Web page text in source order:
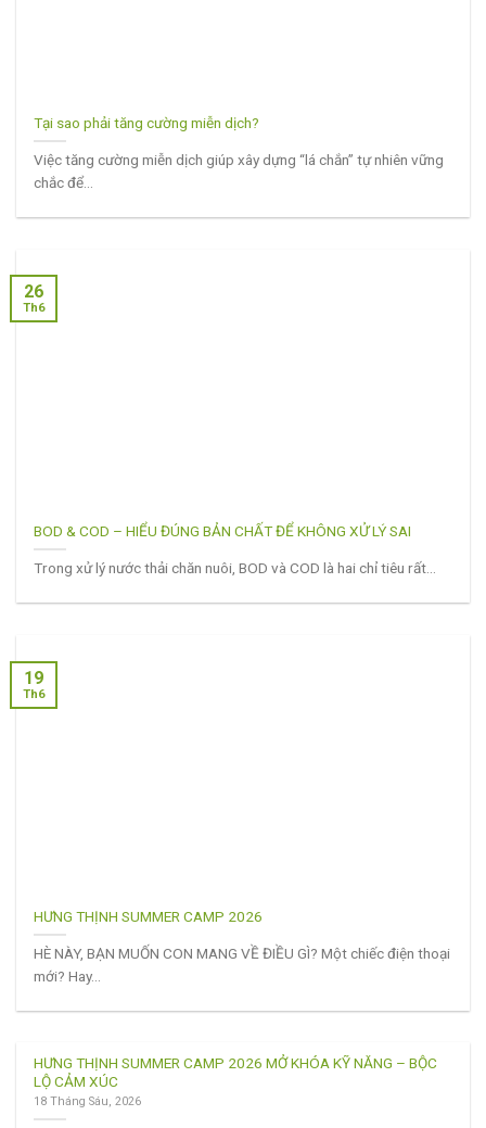
Tại sao phải tăng cường miễn dịch?
Việc tăng cường miễn dịch giúp xây dựng “lá chắn” tự nhiên vững
chắc để...
BOD & COD – HIỂU ĐÚNG BẢN CHẤT ĐỂ KHÔNG XỬ LÝ SAI
Trong xử lý nước thải chăn nuôi, BOD và COD là hai chỉ tiêu rất...
26
Th6
HƯNG THỊNH SUMMER CAMP 2026
HÈ NÀY, BẠN MUỐN CON MANG VỀ ĐIỀU GÌ? Một chiếc điện thoại
mới? Hay...
19
Th6
HƯNG THỊNH SUMMER CAMP 2026 MỞ KHÓA KỸ NĂNG – BỘC
LỘ CẢM XÚC
18 Tháng Sáu, 2026